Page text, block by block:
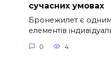
сучасних умовах
Бронежилет є одним
елементів
0 4